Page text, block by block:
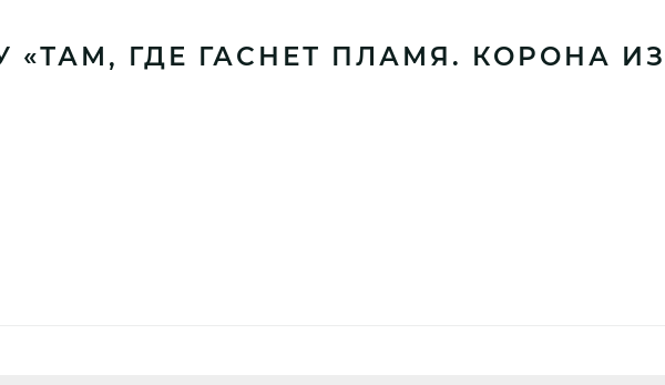
«ТАМ, ГДЕ ГАСНЕТ ПЛАМЯ. КОРОНА